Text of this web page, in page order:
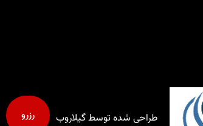
رزرو طراحی شده توسط گیلاروب